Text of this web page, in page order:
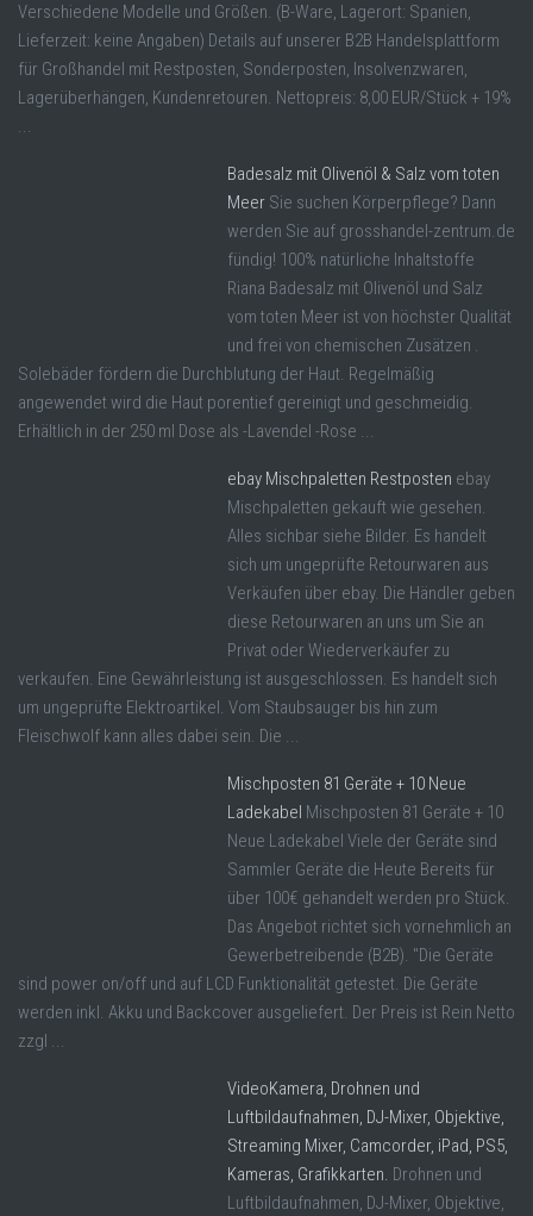
Verschiedene Modelle und Größen. (B-Ware, Lagerort: Spanien,
Lieferzeit: keine Angaben) Details auf unserer B2B Handelsplattform
für Großhandel mit Restposten, Sonderposten, Insolvenzwaren,
Lagerüberhängen, Kundenretouren. Nettopreis: 8,00 EUR/Stück + 19%
...
Badesalz mit Olivenöl & Salz vom toten
Meer Sie suchen Körperpflege? Dann
werden Sie auf grosshandel-zentrum.de
fündig! 100% natürliche Inhaltstoffe
Riana Badesalz mit Olivenöl und Salz
vom toten Meer ist von höchster Qualität
und frei von chemischen Zusätzen .
Solebäder fördern die Durchblutung der Haut. Regelmäßig
angewendet wird die Haut porentief gereinigt und geschmeidig.
Erhältlich in der 250 ml Dose als -Lavendel -Rose ...
ebay Mischpaletten Restposten ebay
Mischpaletten gekauft wie gesehen.
Alles sichbar siehe Bilder. Es handelt
sich um ungeprüfte Retourwaren aus
Verkäufen über ebay. Die Händler geben
diese Retourwaren an uns um Sie an
Privat oder Wiederverkäufer zu
verkaufen. Eine Gewährleistung ist ausgeschlossen. Es handelt sich
um ungeprüfte Elektroartikel. Vom Staubsauger bis hin zum
Fleischwolf kann alles dabei sein. Die ...
Mischposten 81 Geräte + 10 Neue
Ladekabel Mischposten 81 Geräte + 10
Neue Ladekabel Viele der Geräte sind
Sammler Geräte die Heute Bereits für
über 100€ gehandelt werden pro Stück.
Das Angebot richtet sich vornehmlich an
Gewerbetreibende (B2B). "Die Geräte
sind power on/off und auf LCD Funktionalität getestet. Die Geräte
werden inkl. Akku und Backcover ausgeliefert. Der Preis ist Rein Netto
zzgl ...
VideoKamera, Drohnen und
Luftbildaufnahmen, DJ-Mixer, Objektive,
Streaming Mixer, Camcorder, iPad, PS5,
Kameras, Grafikkarten. Drohnen und
Luftbildaufnahmen, DJ-Mixer, Objektive,